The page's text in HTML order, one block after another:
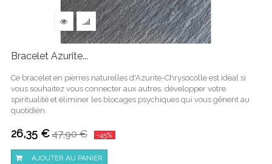
Bracelet Azurite...
Ce bracelet en pierres naturelles d'Azurite-Chrysocolle est idéal si
vous souhaitez vous connecter aux autres, développer votre
spiritualité et éliminer les blocages psychiques qui vous gênent au
quotidien.
26,35 €47,90 € -45%
AJOUTER AU PANIER